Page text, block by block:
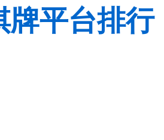
牌平台排行